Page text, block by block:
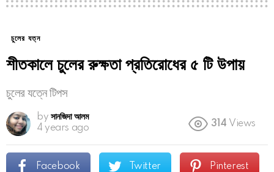
চুলের যত্ন
শীতকালে চুলের রুক্ষতা প্রতিরোধের ৫ টি উপায়
চুলের যত্নে টিপস
by সানজিদা আলম
4 years ago
314 Views
Facebook Twitter Pinterest